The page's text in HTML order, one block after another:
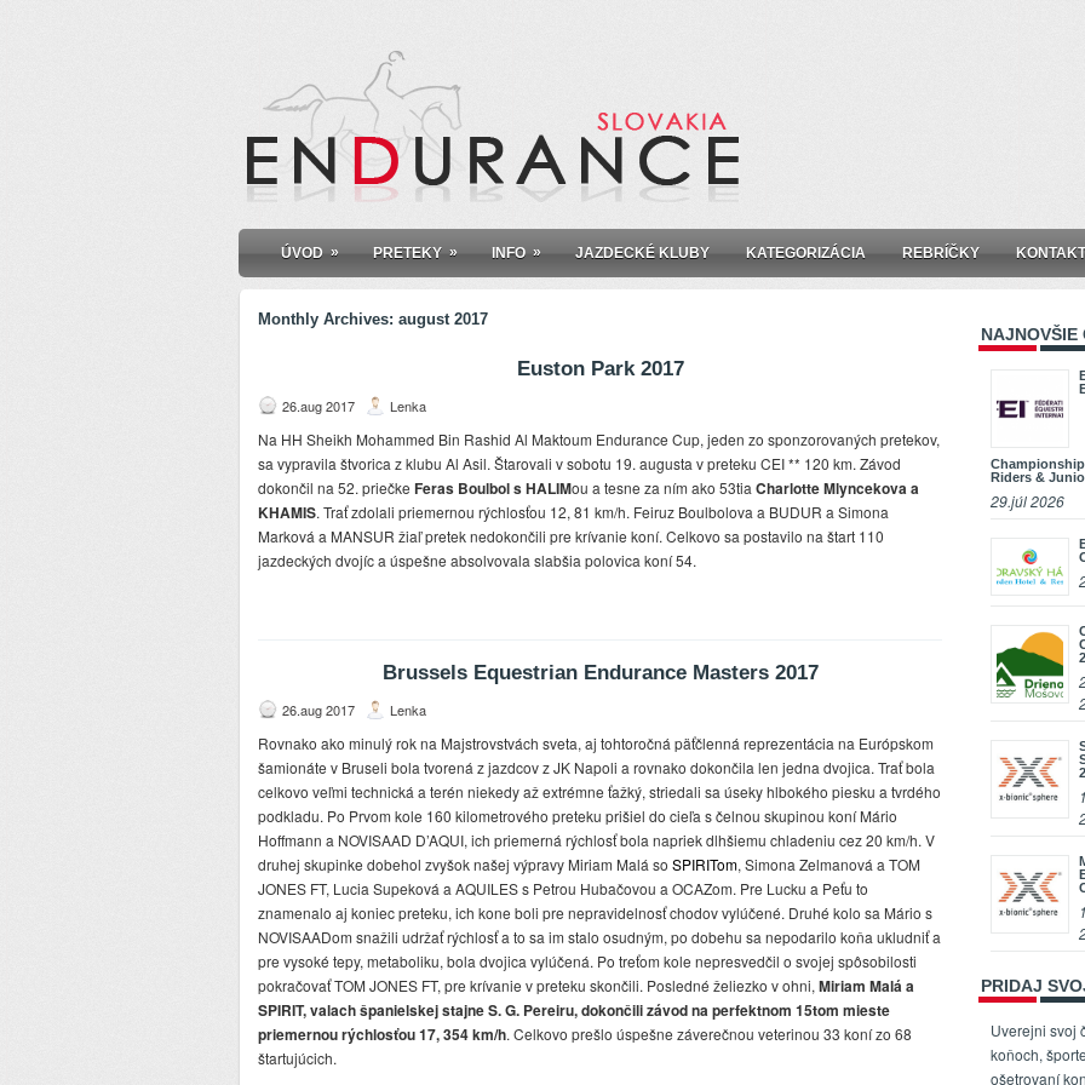
ÚVOD » PRETEKY » INFO » JAZDECKÉ KLUBY KATEGORIZÁCIA REBRÍČKY KONTAKT
Monthly Archives: august 2017
Euston Park 2017
26.aug 2017 Lenka
Na HH Sheikh Mohammed Bin Rashid Al Maktoum Endurance Cup, jeden zo sponzorovaných pretekov,
sa vypravila štvorica z klubu Al Asil. Štarovali v sobotu 19. augusta v preteku CEI ** 120 km. Závod
dokončil na 52. priečke Feras Boulbol s HALIMou a tesne za ním ako 53tia Charlotte Mlyncekova a
KHAMIS. Trať zdolali priemernou rýchlosťou 12, 81 km/h. Feiruz Boulbolova a BUDUR a Simona
Marková a MANSUR žiaľ pretek nedokončili pre krívanie koní. Celkovo sa postavilo na štart 110
jazdeckých dvojíc a úspešne absolvovala slabšia polovica koní 54.
Brussels Equestrian Endurance Masters 2017
26.aug 2017 Lenka
Rovnako ako minulý rok na Majstrovstvách sveta, aj tohtoročná päťčlenná reprezentácia na Európskom
šamionáte v Bruseli bola tvorená z jazdcov z JK Napoli a rovnako dokončila len jedna dvojica. Trať bola
celkovo veľmi technická a terén niekedy až extrémne ťažký, striedali sa úseky hlbokého piesku a tvrdého
podkladu. Po Prvom kole 160 kilometrového preteku prišiel do cieľa s čelnou skupinou koní Mário
Hoffmann a NOVISAAD D’AQUI, ich priemerná rýchlosť bola napriek dlhšiemu chladeniu cez 20 km/h. V
druhej skupinke dobehol zvyšok našej výpravy Miriam Malá so SPIRITom, Simona Zelmanová a TOM
JONES FT, Lucia Supeková a AQUILES s Petrou Hubačovou a OCAZom. Pre Lucku a Peťu to
znamenalo aj koniec preteku, ich kone boli pre nepravidelnosť chodov vylúčené. Druhé kolo sa Mário s
NOVISAADom snažili udržať rýchlosť a to sa im stalo osudným, po dobehu sa nepodarilo koňa ukludniť a
pre vysoké tepy, metaboliku, bola dvojica vylúčená. Po treťom kole nepresvedčil o svojej spôsobilosti
pokračovať TOM JONES FT, pre krívanie v preteku skončili. Posledné želiezko v ohni, Miriam Malá a
SPIRIT, valach španielskej stajne S. G. Pereiru, dokončili závod na perfektnom 15tom mieste
priemernou rýchlosťou 17, 354 km/h. Celkovo prešlo úspešne záverečnou veterinou 33 koní zo 68
štartujúcich.
NAJNOVŠIE
Riders &
29.júl 2026
PRIDAJ
Uverejni svoj
koňoch,
ošetrovaní